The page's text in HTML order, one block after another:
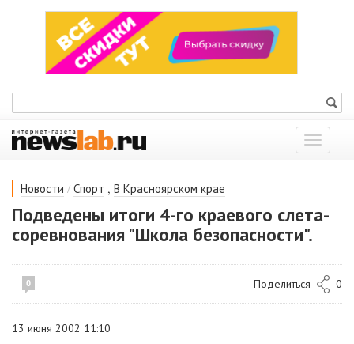
Показать
меню
Новости / Спорт , В Красноярском крае
Подведены итоги 4-го краевого слета-
соревнования "Школа безопасности".
0 Поделиться 0
13 июня 2002 11:10